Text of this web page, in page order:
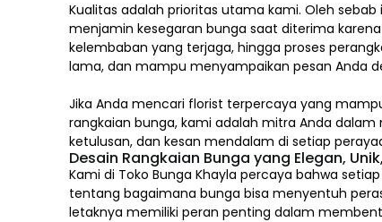
Kualitas adalah prioritas utama kami. Oleh
menjamin kesegaran bunga saat diterima
kelembaban yang terjaga, hingga proses
lama, dan mampu menyampaikan pesan Anda
Jika Anda mencari florist terpercaya yang
rangkaian bunga, kami adalah mitra Anda
ketulusan, dan kesan mendalam di setiap
Desain Rangkaian Bunga yang Elegan,
Kami di Toko Bunga Khayla percaya bahwa
tentang bagaimana bunga bisa menyentuh
letaknya memiliki peran penting dalam